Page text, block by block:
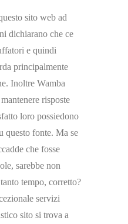
sito web ad
dichiarano che ce
e quindi
principalmente
Inoltre Wamba
risposte
loro possiedono
questo fonte. Ma se
che fosse
sarebbe non
tempo, corretto?
servizi
sito si trova a